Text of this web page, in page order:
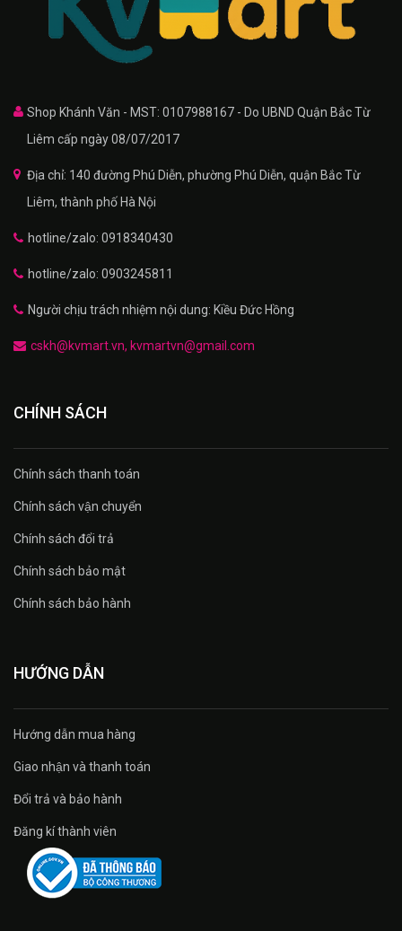
Shop Khánh Văn - MST: 0107988167 - Do UBND Quận Bắc Từ
Liêm cấp ngày 08/07/2017
Địa chỉ: 140 đường Phú Diễn, phường Phú Diễn, quận Bắc Từ
Liêm, thành phố Hà Nội
hotline/zalo: 0918340430
hotline/zalo: 0903245811
Người chịu trách nhiệm nội dung: Kiều Đức Hồng
cskh@kvmart.vn, kvmartvn@gmail.com
CHÍNH SÁCH
Chính sách thanh toán
Chính sách vận chuyển
Chính sách đổi trả
Chính sách bảo mật
Chính sách bảo hành
HƯỚNG DẪN
Hướng dẫn mua hàng
Giao nhận và thanh toán
Đổi trả và bảo hành
Đăng kí thành viên